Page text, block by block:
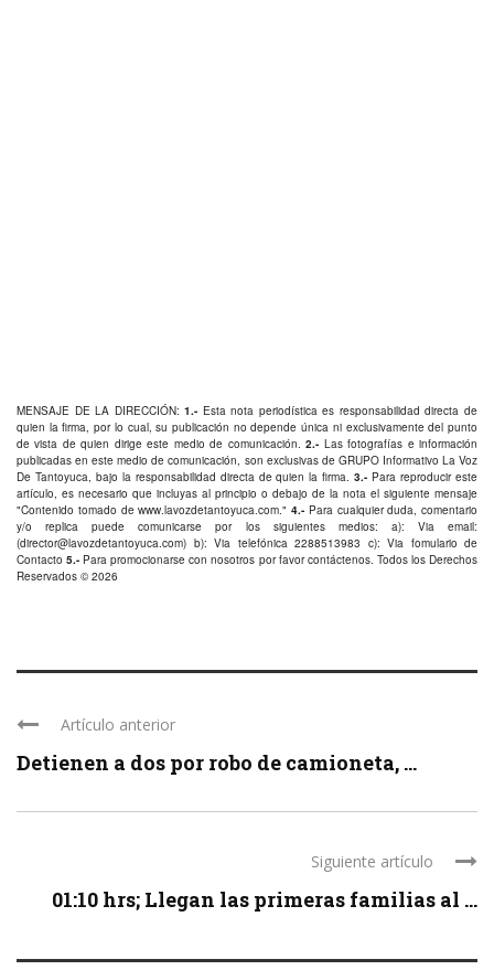
MENSAJE DE LA DIRECCIÓN:1.- Esta nota periodística es responsabilidad directa de
quien la firma, por lo cual, su publicación no depende única ni exclusivamente del punto
de vista de quien dirige este medio de comunicación.2.- Las fotografías e información
publicadas en este medio de comunicación, son exclusivas de GRUPO Informativo La Voz
De Tantoyuca, bajo la responsabilidad directa de quien la firma.3.- Para reproducir este
artículo, es necesario que incluyas al principio o debajo de la nota el siguiente mensaje
"Contenido tomado dewww.lavozdetantoyuca.com." 4.- Para cualquier duda, comentario
y/o replica puede comunicarse por los siguientes medios: a): Via email:
(director@lavozdetantoyuca.com) b): Via telefónica 2288513983 c): Via fomulario de
Contacto 5.- Para promocionarse con nosotros por favorcontáctenos. Todos los Derechos
Reservados © 2026
Artículo anterior
Detienen a dos por robo de camioneta, ...
Siguiente artículo
01:10 hrs; Llegan las primeras familias al ...